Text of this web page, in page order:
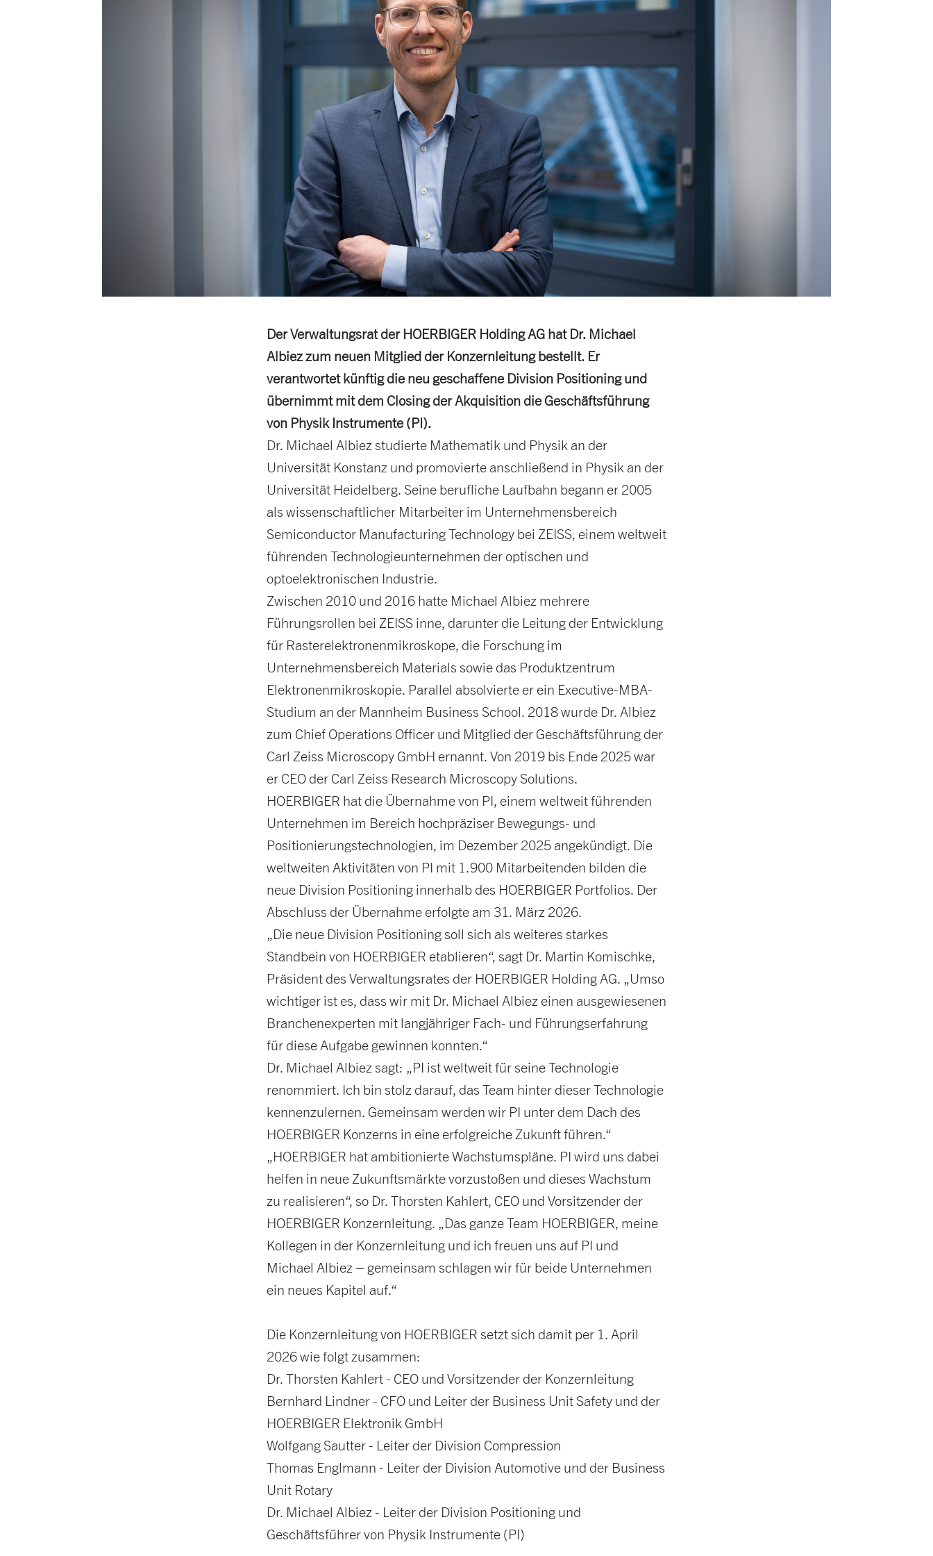
Der Verwaltungsrat der HOERBIGER Holding AG hat Dr. Michael
Albiez zum neuen Mitglied der Konzernleitung bestellt. Er
verantwortet künftig die neu geschaffene Division Positioning und
übernimmt mit dem Closing der Akquisition die Geschäftsführung
von Physik Instrumente (PI).
Dr. Michael Albiez studierte Mathematik und Physik an der
Universität Konstanz und promovierte anschließend in Physik an der
Universität Heidelberg. Seine berufliche Laufbahn begann er 2005
als wissenschaftlicher Mitarbeiter im Unternehmensbereich
Semiconductor Manufacturing Technology bei ZEISS, einem weltweit
führenden Technologieunternehmen der optischen und
optoelektronischen Industrie.
Zwischen 2010 und 2016 hatte Michael Albiez mehrere
Führungsrollen bei ZEISS inne, darunter die Leitung der Entwicklung
für Rasterelektronenmikroskope, die Forschung im
Unternehmensbereich Materials sowie das Produktzentrum
Elektronenmikroskopie. Parallel absolvierte er ein Executive-MBA-
Studium an der Mannheim Business School. 2018 wurde Dr. Albiez
zum Chief Operations Officer und Mitglied der Geschäftsführung der
Carl Zeiss Microscopy GmbH ernannt. Von 2019 bis Ende 2025 war
er CEO der Carl Zeiss Research Microscopy Solutions.
HOERBIGER hat die Übernahme von PI, einem weltweit führenden
Unternehmen im Bereich hochpräziser Bewegungs- und
Positionierungstechnologien, im Dezember 2025 angekündigt. Die
weltweiten Aktivitäten von PI mit 1.900 Mitarbeitenden bilden die
neue Division Positioning innerhalb des HOERBIGER Portfolios. Der
Abschluss der Übernahme erfolgte am 31. März 2026.
„Die neue Division Positioning soll sich als weiteres starkes
Standbein von HOERBIGER etablieren“, sagt Dr. Martin Komischke,
Präsident des Verwaltungsrates der HOERBIGER Holding AG. „Umso
wichtiger ist es, dass wir mit Dr. Michael Albiez einen ausgewiesenen
Branchenexperten mit langjähriger Fach- und Führungserfahrung
für diese Aufgabe gewinnen konnten.“
Dr. Michael Albiez sagt: „PI ist weltweit für seine Technologie
renommiert. Ich bin stolz darauf, das Team hinter dieser Technologie
kennenzulernen. Gemeinsam werden wir PI unter dem Dach des
HOERBIGER Konzerns in eine erfolgreiche Zukunft führen.“
„HOERBIGER hat ambitionierte Wachstumspläne. PI wird uns dabei
helfen in neue Zukunftsmärkte vorzustoßen und dieses Wachstum
zu realisieren“, so Dr. Thorsten Kahlert, CEO und Vorsitzender der
HOERBIGER Konzernleitung. „Das ganze Team HOERBIGER, meine
Kollegen in der Konzernleitung und ich freuen uns auf PI und
Michael Albiez – gemeinsam schlagen wir für beide Unternehmen
ein neues Kapitel auf.“
Die Konzernleitung von HOERBIGER setzt sich damit per 1. April
2026 wie folgt zusammen:
Dr. Thorsten Kahlert - CEO und Vorsitzender der Konzernleitung
Bernhard Lindner - CFO und Leiter der Business Unit Safety und der
HOERBIGER Elektronik GmbH
Wolfgang Sautter - Leiter der Division Compression
Thomas Englmann - Leiter der Division Automotive und der Business
Unit Rotary
Dr. Michael Albiez - Leiter der Division Positioning und
Geschäftsführer von Physik Instrumente (PI)